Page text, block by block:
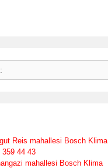
Reis mahallesi Bosch Klima
44 43
mahallesi Bosch Klima